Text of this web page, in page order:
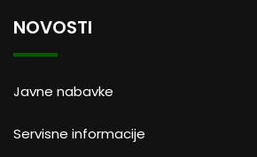
NOVOSTI
Javne nabavke
Servisne informacije